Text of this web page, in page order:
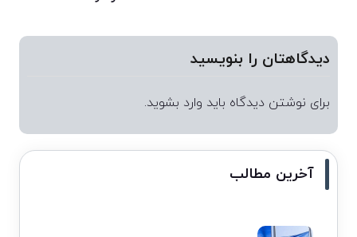
دیدگاهتان را بنویسید
برای نوشتن دیدگاه باید وارد بشوید.
آخرین مطالب